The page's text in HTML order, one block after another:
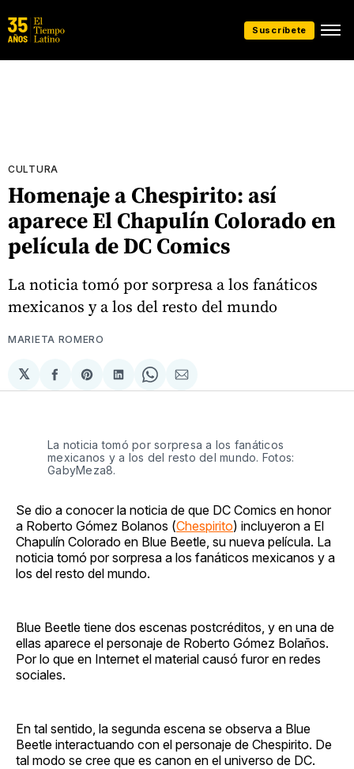
Suscríbete
CULTURA
Homenaje a Chespirito: así
aparece El Chapulín Colorado en
película de DC Comics
La noticia tomó por sorpresa a los fanáticos
mexicanos y a los del resto del mundo
MARIETA ROMERO
𝕏
Compartir
en
Share
on
Compartir
en
Share
on
Compartir
via
La noticia tomó por sorpresa a los fanáticos
mexicanos y a los del resto del mundo. Fotos:
GabyMeza8.
Se dio a conocer la noticia de que DC Comics en honor
a Roberto Gómez Bolanos (Chespirito) incluyeron a El
Chapulín Colorado en Blue Beetle, su nueva película. La
noticia tomó por sorpresa a los fanáticos mexicanos y a
los del resto del mundo.
Blue Beetle tiene dos escenas postcréditos, y en una de
ellas aparece el personaje de Roberto Gómez Bolaños.
Por lo que en Internet el material causó furor en redes
sociales.
En tal sentido, la segunda escena se observa a Blue
Beetle interactuando con el personaje de Chespirito. De
tal modo se cree que es canon en el universo de DC.